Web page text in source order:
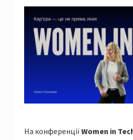
На конференції Women in